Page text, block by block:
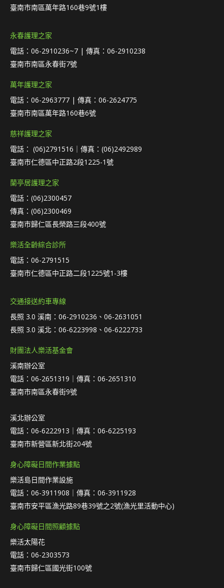
臺南市南區萬年路160巷9號1樓
永春護理之家
電話：06-2910236~7 | 傳真：06-2910238
臺南市南區永春街7號
萬年護理之家
電話：06-2963777 | 傳真：06-2624775
臺南市南區萬年路160巷6號
慈祥護理之家
電話： (06)2791516｜傳真：(06)2492989
臺南市仁德區中正路2段1225-1號
蘭亭居護理之家
電話：(06)2300457
傳真：(06)2300469
臺南市歸仁區長榮路三段400號
樂活全齡綜合診所
電話：06-2791515
臺南市仁德區中正路二段1225號1-3樓
交通接送約車專線
長照 3.0 溪南：06-2910236、06-2631051
長照 3.0 溪北：06-6223998、06-6222733
財團法人樂活基金會
溪南辦公室
電話：06-2651319｜傳真：06-2651310
臺南市南區永春街9號
溪北辦公室
電話：06-6222913｜傳真：06-6225193
臺南市新營區新北街204號
身心障礙日間作業據點
樂活島日間作業設施
電話：06-3911908｜傳真：06-3911928
臺南市安平區漁光路89巷39號之2號(漁光里活動中心)
身心障礙日間照顧據點
樂活太陽花
電話：06-2303573
臺南市歸仁區國光街100號